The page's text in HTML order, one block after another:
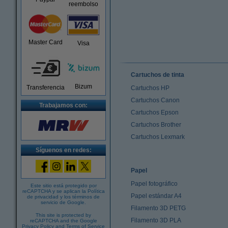
reembolso
Master Card Visa
Transferencia Bizum
Trabajamos con:
Síguenos en redes:
Este sitio está protegido por
reCAPTCHA y se aplican la Política
de privacidad y los términos de
servicio de Google
This site is protected by
reCAPTCHA and the Google
Privacy Policy and Terms of Service
Cartuchos de tinta
Cartuchos HP
Cartuchos Canon
Cartuchos Epson
Cartuchos Brother
Cartuchos Lexmark
Papel
Papel fotográfico
Papel estándar A4
Filamento 3D PETG
Filamento 3D PLA